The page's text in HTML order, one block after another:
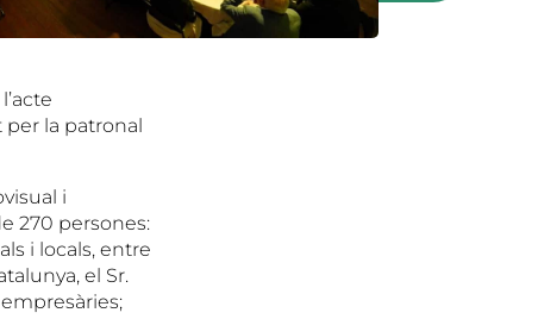
per la patronal
i
270 persones:
i locals, entre
el Sr.